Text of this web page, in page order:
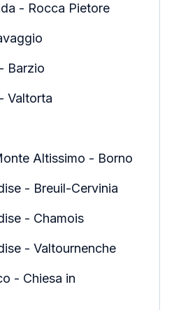
- Rocca Pietore
Barzio
Valtorta
Altissimo - Borno
- Breuil-Cervinia
- Chamois
- Valtournenche
- Chiesa in